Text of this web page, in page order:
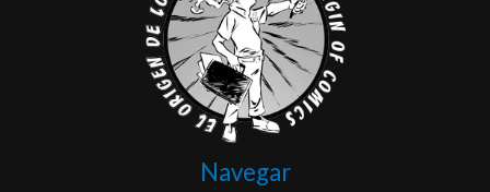
Navegar